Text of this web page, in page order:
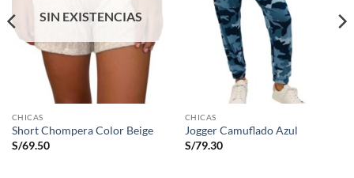
SIN EXISTENCIAS
CHICAS
Short Chompera Color Beige
S/69.50
CHICAS
Jogger Camuflado Azul
S/79.30